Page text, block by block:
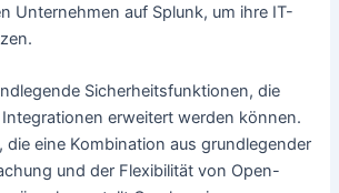
Unternehmen auf Splunk, um ihre IT-
Sicherheitsfunktionen, die
erweitert werden können.
die eine Kombination aus grundlegender
und der Flexibilität von Open-